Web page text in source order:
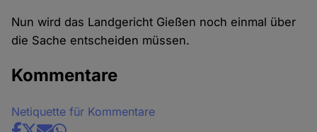
Nun wird das Landgericht Gießen noch einmal über
die Sache entscheiden müssen.
Kommentare
Netiquette für Kommentare